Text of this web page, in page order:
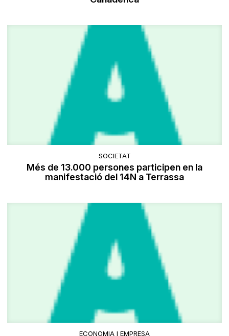
SOCIETAT
Més de 13.000 persones participen en la
manifestació del 14N a Terrassa
ECONOMIA I EMPRESA